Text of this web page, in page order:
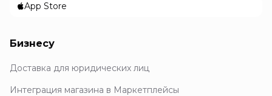
App Store
Бизнесу
Доставка для юридических лиц
Интеграция магазина в Маркетплейсы